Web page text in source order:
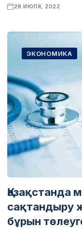
29 ИЮЛЯ, 2022
ЭКОНОМИКА
Қазақстанда
сақтандыру
бұрын